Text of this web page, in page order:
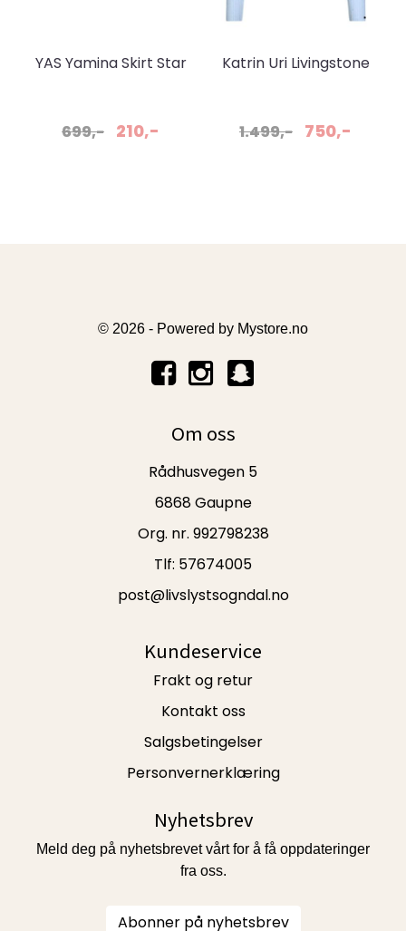
YAS Yamina Skirt Star
699,- 210,-
Katrin Uri Livingstone
1.499,- 750,-
© 2026 - Powered by Mystore.no
Om oss
Rådhusvegen 5
6868 Gaupne
Org. nr. 992798238
Tlf: 57674005
post@livslystsogndal.no
Kundeservice
Frakt og retur
Kontakt oss
Salgsbetingelser
Personvernerklæring
Nyhetsbrev
Meld deg på nyhetsbrevet vårt for å få oppdateringer
fra oss.
Abonner på nyhetsbrev